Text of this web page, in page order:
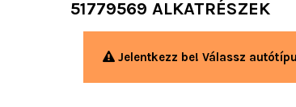
51779569 ALKATRÉSZEK
Jelentkezz be! Válassz